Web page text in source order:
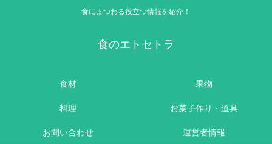
食にまつわる役立つ情報を紹介！
食のエトセトラ
食材
果物
料理
お菓子作り・道具
お問い合わせ
運営者情報